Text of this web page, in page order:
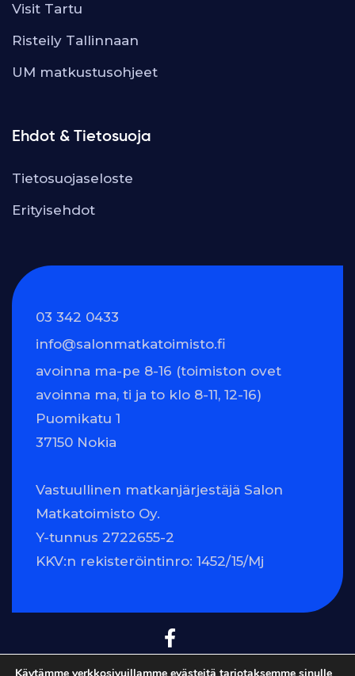
Visit Tartu
Risteily Tallinnaan
UM matkustusohjeet
Ehdot & Tietosuoja
Tietosuojaseloste
Erityisehdot
03 342 0433
info@salonmatkatoimisto.fi
avoinna ma-pe 8-16 (toimiston ovet
avoinna ma, ti ja to klo 8-11, 12-16)
Puomikatu 1
37150 Nokia
Vastuullinen matkanjärjestäjä Salon
Matkatoimisto Oy.
Y-tunnus 2722655-2
KKV:n rekisteröintinro: 1452/15/Mj